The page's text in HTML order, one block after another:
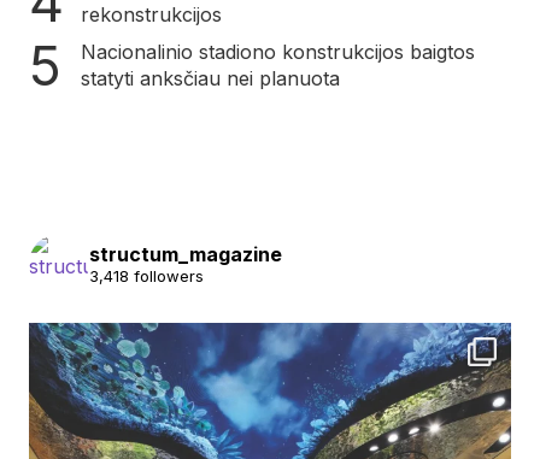
rekonstrukcijos
Nacionalinio stadiono konstrukcijos baigtos
statyti anksčiau nei planuota
structum_magazine
3,418 followers